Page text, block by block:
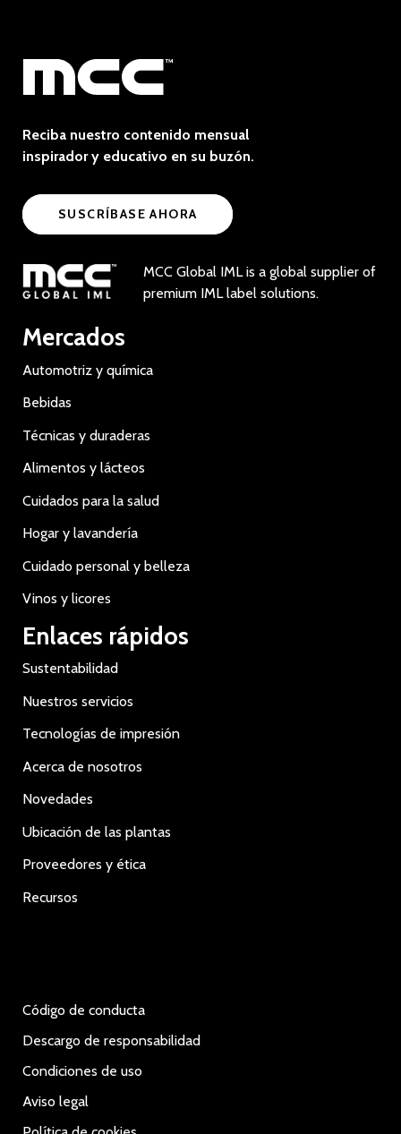
Reciba nuestro contenido mensual
inspirador y educativo en su buzón.
SUSCRÍBASE AHORA
MCC Global IML is a global supplier of
premium IML label solutions.
Mercados
Automotriz y química
Bebidas
Técnicas y duraderas
Alimentos y lácteos
Cuidados para la salud
Hogar y lavandería
Cuidado personal y belleza
Vinos y licores
Enlaces rápidos
Sustentabilidad
Nuestros servicios
Tecnologías de impresión
Acerca de nosotros
Novedades
Ubicación de las plantas
Proveedores y ética
Recursos
Código de conducta
Descargo de responsabilidad
Condiciones de uso
Aviso legal